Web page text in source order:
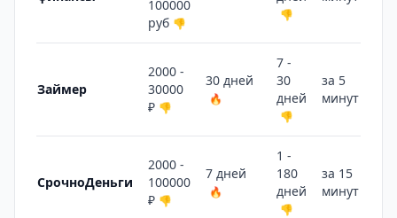
100000
руб 👎
👎
Займер
2000 -
30000
₽ 👎
30 дней
🔥
7 -
30
дней
👎
за 5
минут
СрочноДеньги
2000 -
100000
₽ 👎
7 дней
🔥
1 -
180
дней
👎
за 15
минут